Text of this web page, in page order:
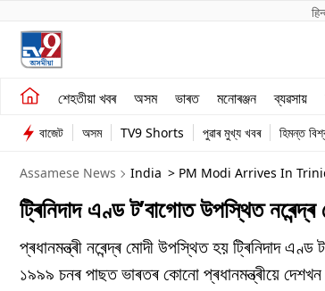
শেহতীয়া খবৰ অসম ভাৰত মনোৰঞ্জন ব্যৱসায়
শেহতীয়া খবৰ
অসম
ভাৰত
ব্যৱসায়
বাজেট অসম TV9 Shorts পুৱাৰ মুখ্য খবৰ হিমন্ত
Assamese News India > PM Modi Arrives In
ট্ৰিনিদাদ এণ্ড ট’বাগোত উপস্থিত
প্ৰধানমন্ত্ৰী নৰেন্দ্ৰ মোদী উপস্থিত হয় ট্ৰিনিদাদ
১৯৯৯ চনৰ পাছত ভাৰতৰ কোনো প্ৰধানমন্ত্ৰীয়ে